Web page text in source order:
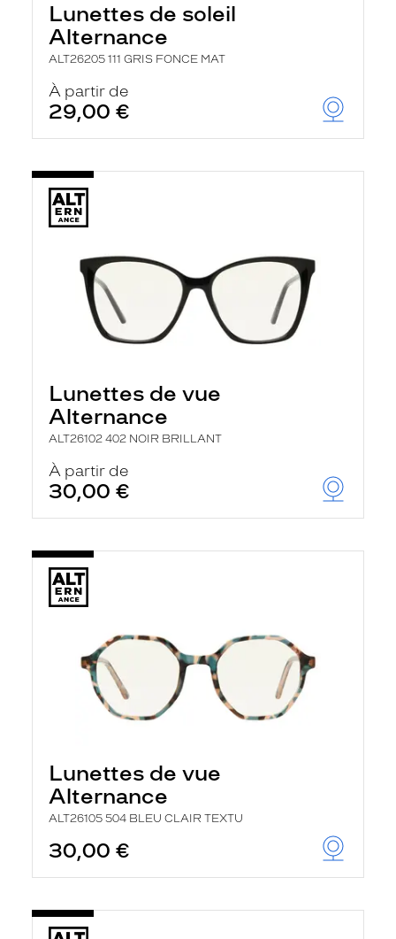
Lunettes de soleil
Alternance
ALT26205 111 GRIS FONCE MAT
À partir de
29,00 €
Lunettes de vue
Alternance
ALT26102 402 NOIR BRILLANT
À partir de
30,00 €
Lunettes de vue
Alternance
ALT26105 504 BLEU CLAIR TEXTU
30,00 €